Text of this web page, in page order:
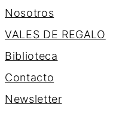
Nosotros
VALES DE REGALO
Biblioteca
Contacto
Newsletter